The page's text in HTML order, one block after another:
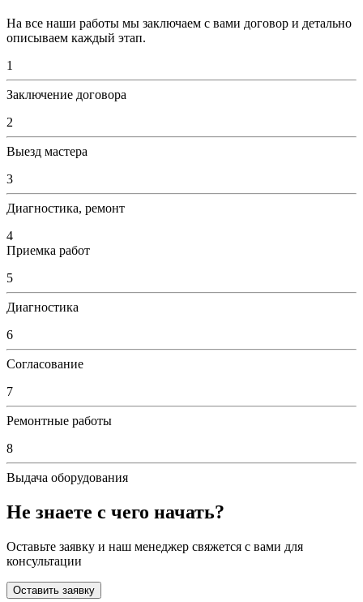
На все наши работы мы заключаем с вами договор и детально
описываем каждый этап.
1
Заключение договора
2
Выезд мастера
3
Диагностика, ремонт
4
Приемка работ
5
Диагностика
6
Согласование
7
Ремонтные работы
8
Выдача оборудования
Не знаете с чего начать?
Оставьте заявку и наш менеджер свяжется с вами для
консультации
Оставить заявку